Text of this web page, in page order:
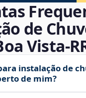
de
instalação de
de mim?